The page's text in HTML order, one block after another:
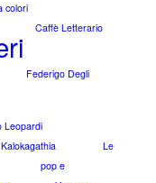
colori
Caffè Letterario
Federigo Degli
Leopardi
Kalokagathia
Le
pop e